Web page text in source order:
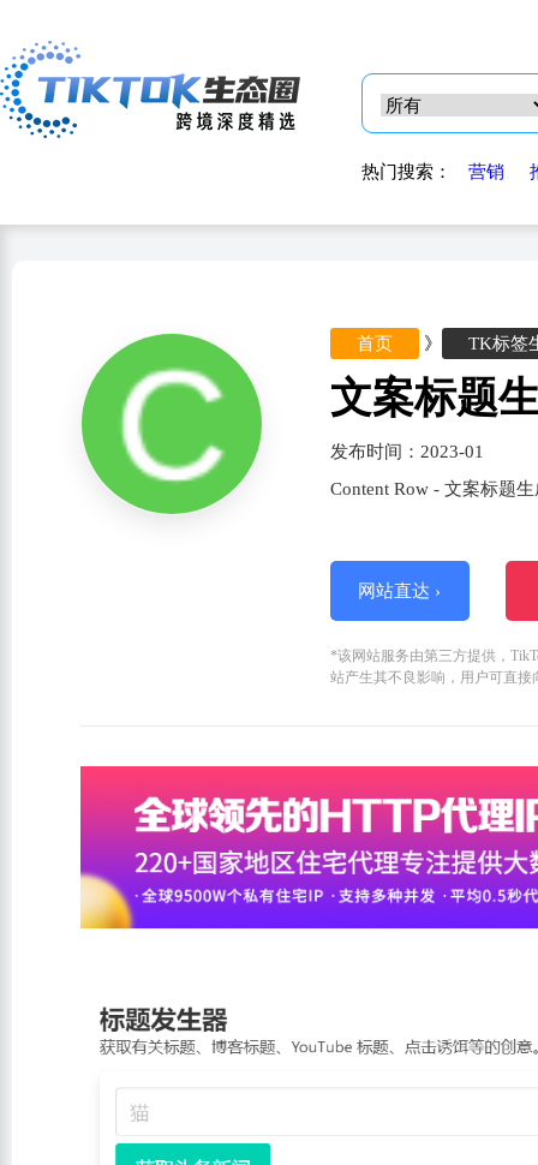
热门搜索： 营销
首页 》 TK标签
文案标题
发布时间：2023-01
Content Row - 文案标题
网站直达 ›
*该网站服务由第三方提供，
站产生其不良影响，用户可直